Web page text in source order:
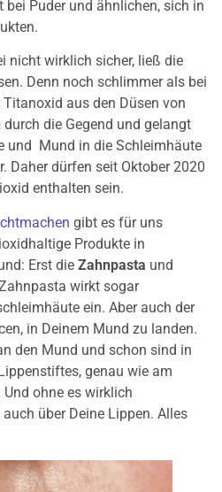
Puder und ähnlichen, sich in
nicht wirklich sicher, ließ die
Denn noch schlimmer als bei
aus den Düsen von
durch die Gegend und gelangt
und Mund in die Schleimhäute
Daher dürfen seit Oktober 2020
enthalten sein.
gibt es für uns
Produkte in
Erst die Zahnpasta und
wirkt sogar
ein. Aber auch der
in Deinem Mund zu landen.
den Mund und schon sind in
genau wie am
ohne es wirklich
über Deine Lippen. Alles